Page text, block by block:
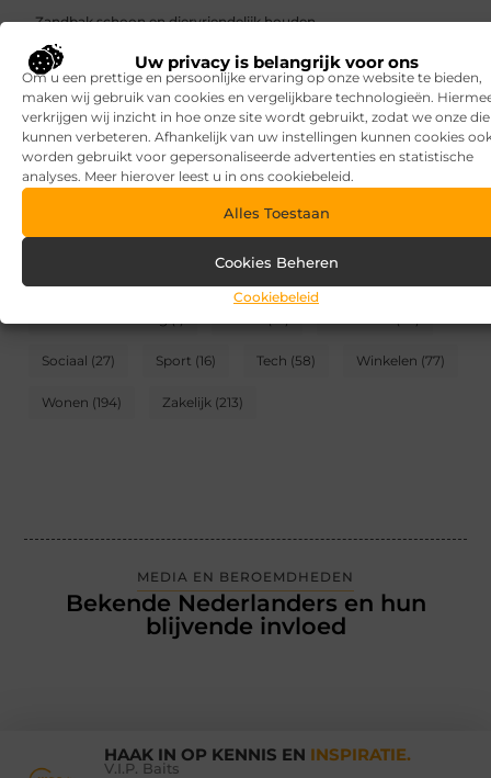
Uw privacy is belangrijk voor ons
Om u een prettige en persoonlijke ervaring op onze website te bieden,
maken wij gebruik van cookies en vergelijkbare technologieën.
verkrijgen wij inzicht in hoe onze site wordt gebruikt, zodat we onze
kunnen verbeteren. Afhankelijk van uw instellingen kunnen cookies
worden gebruikt voor gepersonaliseerde advertenties en statistische
analyses. Meer hierover leest u in ons cookiebeleid.
Alles Toestaan
Cookies Beheren
Cookiebeleid
Zandbak schoon en diervriendelijk houden
Vind de perfecte garage in Eerbeek
Aanrijdbeveiliging: voorkom schade, stilstand en onveilige
situaties op de werkvloer
Rijlessen in Haarlem? Zo vergroot je jouw kans om sneller te
slagen
Sociaal (27) Sport (16) Tech (58) Winkelen (77)
Wonen (194) Zakelijk (213)
MEDIA EN BEROEMDHEDEN
Bekende Nederlanders en hun
blijvende invloed
HAAK IN OP KENNIS EN INSPIRATIE.
V.I.P. Baits